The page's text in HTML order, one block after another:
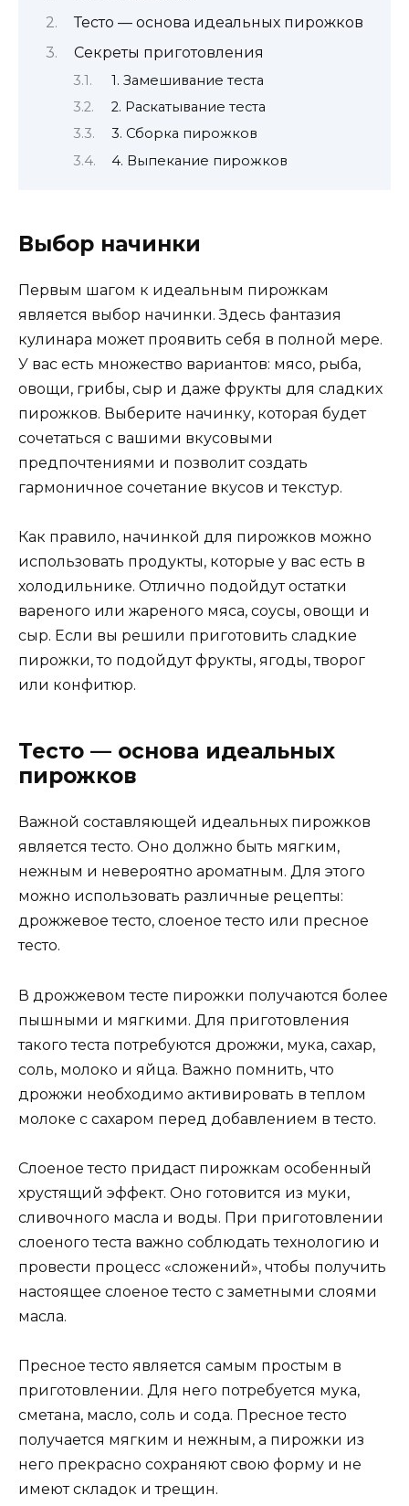
Тесто — основа идеальных пирожков
Секреты приготовления
1. Замешивание теста
2. Раскатывание теста
3. Сборка пирожков
4. Выпекание пирожков
Выбор начинки
Первым шагом к идеальным пирожкам
является выбор начинки. Здесь фантазия
кулинара может проявить себя в полной мере.
У вас есть множество вариантов: мясо, рыба,
овощи, грибы, сыр и даже фрукты для сладких
пирожков. Выберите начинку, которая будет
сочетаться с вашими вкусовыми
предпочтениями и позволит создать
гармоничное сочетание вкусов и текстур.
Как правило, начинкой для пирожков можно
использовать продукты, которые у вас есть в
холодильнике. Отлично подойдут остатки
вареного или жареного мяса, соусы, овощи и
сыр. Если вы решили приготовить сладкие
пирожки, то подойдут фрукты, ягоды, творог
или конфитюр.
Тесто — основа идеальных
пирожков
Важной составляющей идеальных пирожков
является тесто. Оно должно быть мягким,
нежным и невероятно ароматным. Для этого
можно использовать различные рецепты:
дрожжевое тесто, слоеное тесто или пресное
тесто.
В дрожжевом тесте пирожки получаются более
пышными и мягкими. Для приготовления
такого теста потребуются дрожжи, мука, сахар,
соль, молоко и яйца. Важно помнить, что
дрожжи необходимо активировать в теплом
молоке с сахаром перед добавлением в тесто.
Слоеное тесто придаст пирожкам особенный
хрустящий эффект. Оно готовится из муки,
сливочного масла и воды. При приготовлении
слоеного теста важно соблюдать технологию и
провести процесс «сложений», чтобы получить
настоящее слоеное тесто с заметными слоями
масла.
Пресное тесто является самым простым в
приготовлении. Для него потребуется мука,
сметана, масло, соль и сода. Пресное тесто
получается мягким и нежным, а пирожки из
него прекрасно сохраняют свою форму и не
имеют складок и трещин.